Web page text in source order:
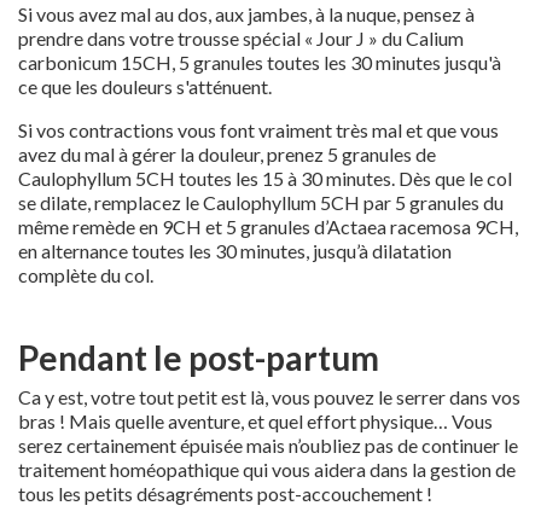
Si vous avez mal au dos, aux jambes, à la nuque, pensez à
prendre dans votre trousse spécial « Jour J » du Calium
carbonicum 15CH, 5 granules toutes les 30 minutes jusqu'à
ce que les douleurs s'atténuent.
Si vos contractions vous font vraiment très mal et que vous
avez du mal à gérer la douleur, prenez 5 granules de
Caulophyllum 5CH toutes les 15 à 30 minutes. Dès que le col
se dilate, remplacez le Caulophyllum 5CH par 5 granules du
même remède en 9CH et 5 granules d’Actaea racemosa 9CH,
en alternance toutes les 30 minutes, jusqu’à dilatation
complète du col.
Pendant le post-partum
Ca y est, votre tout petit est là, vous pouvez le serrer dans vos
bras ! Mais quelle aventure, et quel effort physique… Vous
serez certainement épuisée mais n’oubliez pas de continuer le
traitement homéopathique qui vous aidera dans la gestion de
tous les petits désagréments post-accouchement !